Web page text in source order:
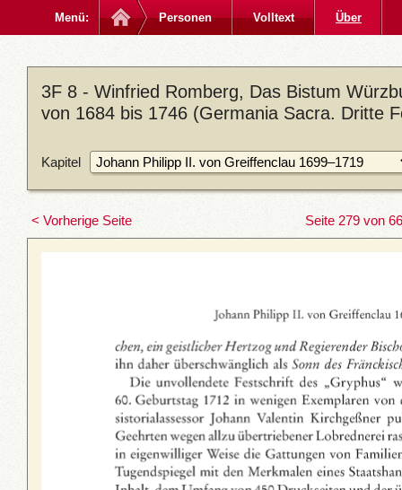
Menü: Personen Volltext Über
3F 8 - Winfried Romberg, Das Bistum
von 1684 bis 1746 (Germania Sacra. Dritte
Kapitel
< Vorherige Seite Seite 279 von